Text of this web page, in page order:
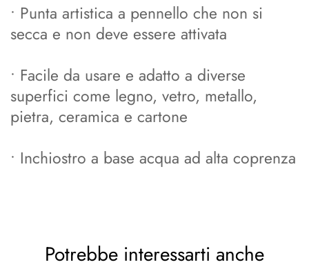
• Punta artistica a pennello che non si
secca e non deve essere attivata
• Facile da usare e adatto a diverse
superfici come legno, vetro, metallo,
pietra, ceramica e cartone
• Inchiostro a base acqua ad alta coprenza
Potrebbe interessarti anche